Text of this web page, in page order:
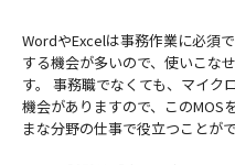
WordやExcelは事務作業に必須
する機会が多いので、使いこな
す。 事務職でなくても、マイク
機会がありますので、このMOS
まな分野の仕事で役立つことがで